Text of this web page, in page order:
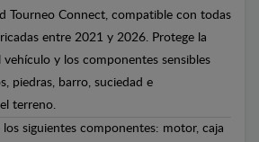
Tourneo Connect, compatible con todas
entre 2021 y 2026. Protege la
y los componentes sensibles
piedras, barro, suciedad e
terreno.
los siguientes componentes: motor, caja